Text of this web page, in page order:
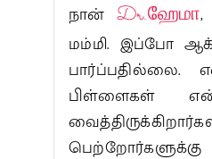
நான் Dr.ஹேமா,
மம்மி. இப்போ
பார்ப்பதில்லை.
பிள்ளைகள்
பெற்றோர்களுக்கு